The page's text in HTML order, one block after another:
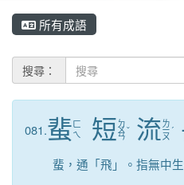
所有成語
搜尋：
081.蜚 ㄈ
ㄟ
短 ㄉ
ㄨ
ㄢ
ˇ 流ㄌ
ㄧ
ㄡ
ˊ
蜚，通「飛」。指無中